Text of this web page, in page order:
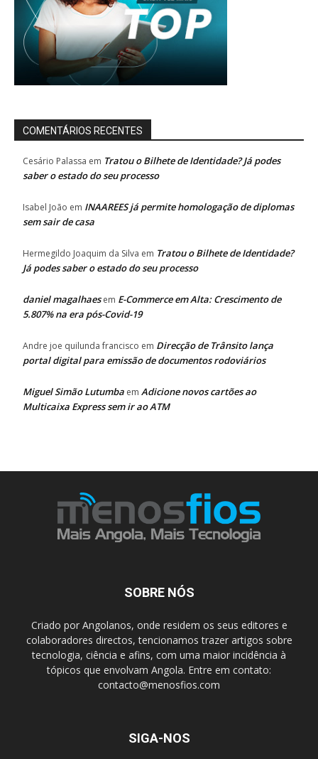
COMENTÁRIOS RECENTES
Cesário Palassa em Tratou o Bilhete de Identidade? Já podes
saber o estado do seu processo
Isabel João em INAAREES já permite homologação de diplomas
sem sair de casa
Hermegildo Joaquim da Silva em Tratou o Bilhete de Identidade?
Já podes saber o estado do seu processo
daniel magalhaesem E-Commerce em Alta: Crescimento de
5.807% na era pós-Covid-19
Andre joe quilunda francisco em Direcção de Trânsito lança
portal digital para emissão de documentos rodoviários
Miguel Simão Lutumba em Adicione novos cartões ao
Multicaixa Express sem ir ao ATM
SOBRE NÓS
Criado por Angolanos, onde residem os seus editores e
colaboradores directos, tencionamos trazer artigos sobre
tecnologia, ciência e afins, com uma maior incidência à
tópicos que envolvam Angola. Entre em contato:
contacto@menosfios.com
SIGA-NOS